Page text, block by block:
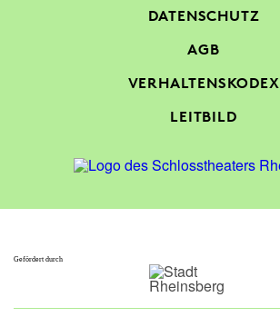
DATENSCHUTZ
AGB
VERHALTENSKODEX
LEITBILD
Gefördert durch